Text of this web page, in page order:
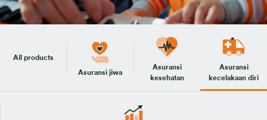
All products
Asuransi jiwa
Asuransi
kesehatan
Asuransi
kecelakaan diri